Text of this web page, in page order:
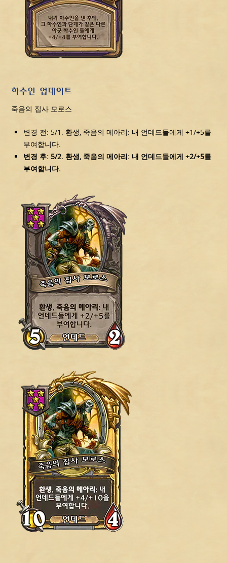
하수인 업데이트
죽음의 집사 모로스
변경 전: 5/1. 환생, 죽음의 메아리: 내 언데드들에게 +1/+5를
부여합니다.
변경 후: 5/2. 환생, 죽음의 메아리: 내 언데드들에게 +2/+5를
부여합니다.